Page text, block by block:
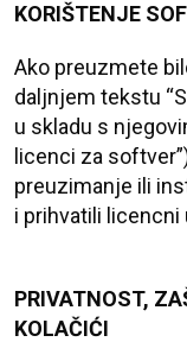
KORIŠTENJE
Ako preuzmete
daljnjem tekstu
u skladu s
licenci za
preuzimanje ili
i prihvatili
PRIVATNOST,
KOLAČIĆI